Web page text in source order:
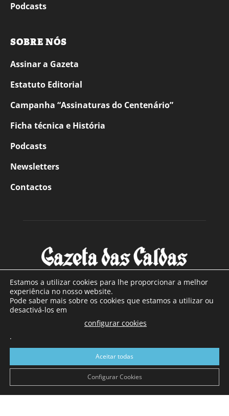
Podcasts
SOBRE NÓS
Assinar a Gazeta
Estatuto Editorial
Campanha “Assinaturas do Centenário”
Ficha técnica e História
Podcasts
Newsletters
Contactos
SOBRE NÓS
Com sede nas Caldas da Rainha e mais de 90 anos de
a sul de distrito de Leiria, com mais de 40.000 leitores por
toda a região Oeste. Jornal com distribuição em Portugal
Continental e assinatura online.
Estamos a utilizar cookies para lhe proporcionar a melhor
experiência no nosso website.
Pode saber mais sobre os cookies que estamos a utilizar ou
desactivá-los em
configurar cookies
.
Aceitar todas
Configurar Cookies